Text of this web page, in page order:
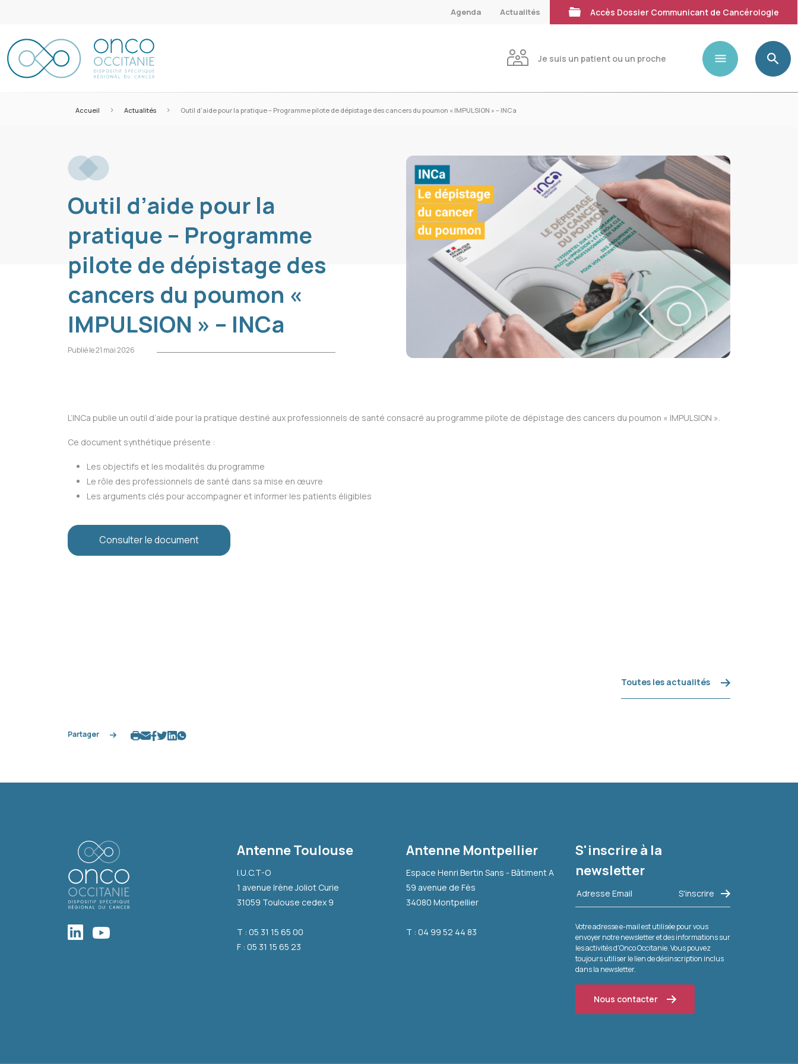
Agenda Actualités Accès Dossier Communicant de Cancérologie
Je suis un patient ou un proche
Accueil > Actualités > Outil d’aide pour la pratique – Programme pilote de dépistage des cancers du poumon « IMPULSION » – INCa
Outil d’aide pour la
pratique – Programme
pilote de dépistage des
cancers du poumon «
IMPULSION » – INCa
Publié le 21 mai 2026
L’INCa publie un outil d’aide pour la pratique destiné aux professionnels de santé consacré au programme pilote de dépistage des cancers du poumon « IMPULSION ».
Ce document synthétique présente :
Les objectifs et les modalités du programme
Le rôle des professionnels de santé dans sa mise en œuvre
Les arguments clés pour accompagner et informer les patients éligibles
Consulter le document
Toutes les actualités
Partager
Antenne Toulouse
I.U.C.T-O
1 avenue Irène Joliot Curie
31059 Toulouse cedex 9
T : 05 31 15 65 00
F : 05 31 15 65 23
Antenne Montpellier
Espace Henri Bertin Sans - Bâtiment A
59 avenue de Fès
34080 Montpellier
T : 04 99 52 44 83
S'inscrire à la
newsletter
Votre adresse e-mail est utilisée pour vous
envoyer notre newsletter et des informations sur
les activités d'Onco Occitanie. Vous pouvez
toujours utiliser le lien de désinscription inclus
dans la newsletter.
Nous contacter